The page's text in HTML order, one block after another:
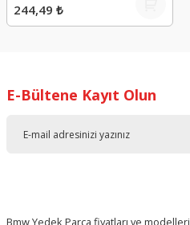
244,49 ₺
E-Bültene Kayıt Olun
Bmw Yedek Parça fiyatları ve modelleri